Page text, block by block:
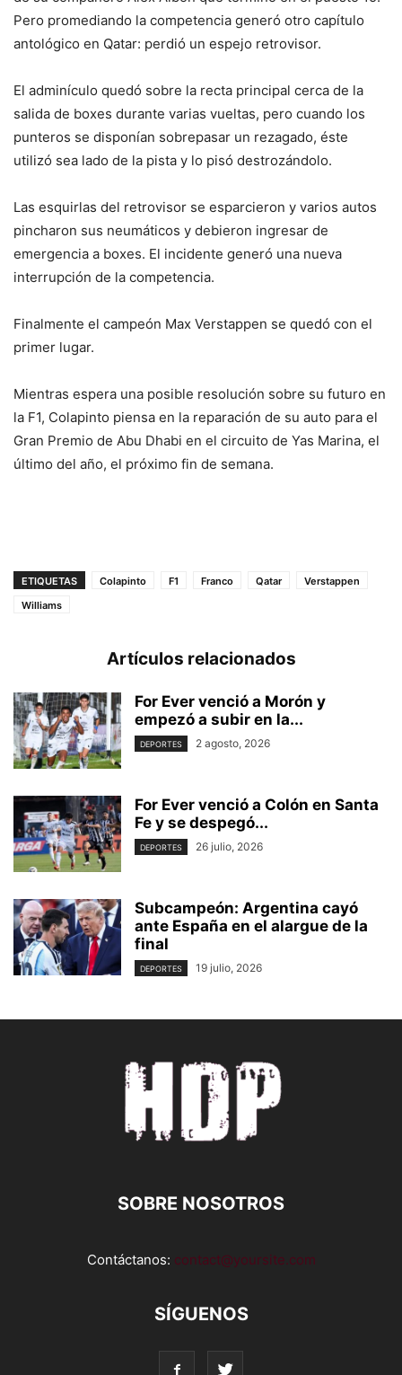
Pero promediando la competencia generó otro capítulo
antológico en Qatar: perdió un espejo retrovisor.
El adminículo quedó sobre la recta principal cerca de la
salida de boxes durante varias vueltas, pero cuando los
punteros se disponían sobrepasar un rezagado, éste
utilizó sea lado de la pista y lo pisó destrozándolo.
Las esquirlas del retrovisor se esparcieron y varios autos
pincharon sus neumáticos y debieron ingresar de
emergencia a boxes. El incidente generó una nueva
interrupción de la competencia.
Finalmente el campeón Max Verstappen se quedó con el
primer lugar.
Mientras espera una posible resolución sobre su futuro en
la F1, Colapinto piensa en la reparación de su auto para el
Gran Premio de Abu Dhabi en el circuito de Yas Marina, el
último del año, el próximo fin de semana.
ETIQUETAS Colapinto F1 Franco Qatar
Verstappen
Williams
Artículos relacionados
For Ever venció a Morón y
empezó a subir en la...
DEPORTES 2 agosto, 2026
For Ever venció a Colón en Santa
Fe y se despegó...
DEPORTES 26 julio, 2026
Subcampeón: Argentina cayó
ante España en el alargue de la
final
DEPORTES 19 julio, 2026
SOBRE NOSOTROS
Contáctanos: contact@yoursite.com
SÍGUENOS